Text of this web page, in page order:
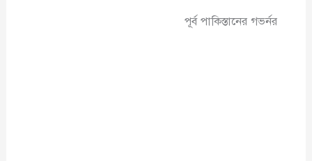
পূর্ব পাকিস্তানের গভর্নর